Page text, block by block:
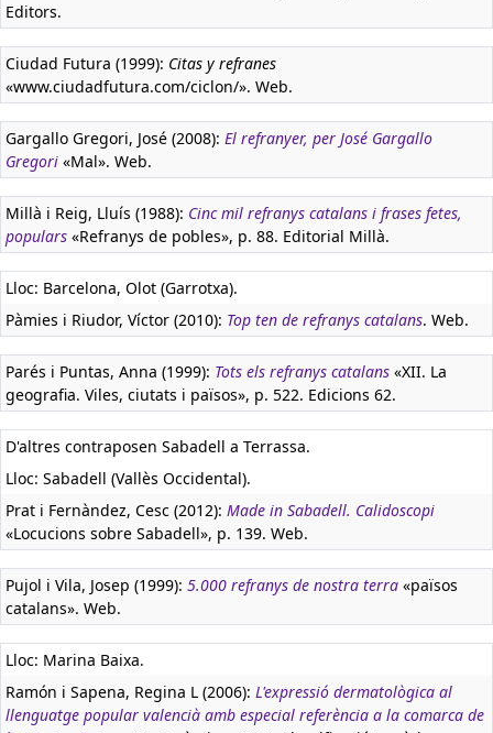
Editors.
Ciudad Futura (1999): Citas y refranes
«www.ciudadfutura.com/ciclon/». Web.
Gargallo Gregori, José (2008): El refranyer, per José Gargallo
Gregori «Mal». Web.
Millà i Reig, Lluís (1988): Cinc mil refranys catalans i frases fetes,
populars «Refranys de pobles», p. 88. Editorial Millà.
Lloc: Barcelona, Olot (Garrotxa).
Pàmies i Riudor, Víctor (2010): Top ten de refranys catalans. Web.
Parés i Puntas, Anna (1999): Tots els refranys catalans «XII. La
geografia. Viles, ciutats i països», p. 522. Edicions 62.
D'altres contraposen Sabadell a Terrassa.
Lloc: Sabadell (Vallès Occidental).
Prat i Fernàndez, Cesc (2012): Made in Sabadell. Calidoscopi
«Locucions sobre Sabadell», p. 139. Web.
Pujol i Vila, Josep (1999): 5.000 refranys de nostra terra «països
catalans». Web.
Lloc: Marina Baixa.
Ramón i Sapena, Regina L (2006): L'expressió dermatològica al
llenguatge popular valencià amb especial referència a la comarca de